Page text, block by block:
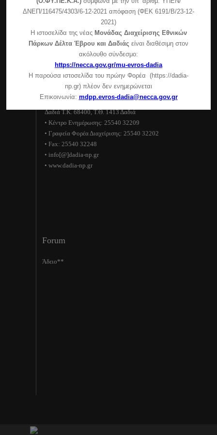
Πεσσάνης)
Συμμετοχή της μονάδας διαχείρισης στην εκδήλωση
του δήμου Σουφλίου
Ανακοίνωση για τη λειτουργία του Κέντρου
Ενημέρωσης – Κυριακές και αργίες
Στοιχεία επικοινωνίας
Εθνικό Πάρκο Δάσους Δαδιάς–Λευκίμης–Σουφλίου
Δαδιά Τ.Κ. 68400, Τ.Θ. 1413 Δαδιά
• Κέντρο Ενημέρωσης: 25540 32209
• Γραφεία Φορέα Διαχείρισης: 25540 32202
• Fax: 25540 32248
• info[@]dadia-np.gr
• www.dadia-np.gr
Forum
Άδειο**
ΔΝΕΠ/116475/4303/6-12-2021 απόφαση (ΦΕΚ 6191/Β/23-12-
2021)
Η ιστοσελίδα της νέας Μονάδας Διαχείρισης Εθνικών
Πάρκων Δέλτα Έβρου και Δαδιάς είναι διαθέσιμη στον
ακόλουθο σύνδεσμο:
https://necca.gov.gr/mu-evros-dadia
Η παρούσα ιστοσελίδα του πρώην Φορέα (https://dadia-
np.gr) πλέον δεν ενημερώνεται
Επικοινωνία: mdpp.evros-dadia@necca.gov.gr